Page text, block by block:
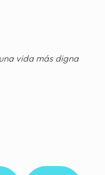
vida más digna